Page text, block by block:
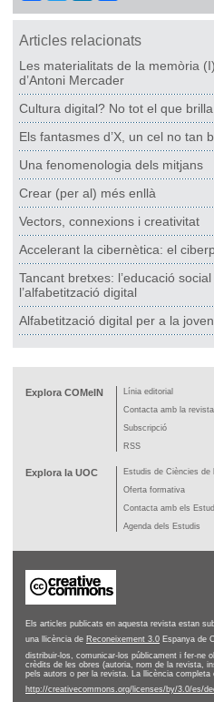
Articles relacionats
Les materialitats de la memòria
d’Antoni Mercader
Cultura digital? No tot el que
Els fantasmes d’X, un cel no tan
Una fenomenologia dels mitjans
Crear (per al) més enllà
Vectors, connexions i creativitat
Accelerant la cibernètica: el
Tancant bretxes: l’educació
l’alfabetització digital
Alfabetització digital per a la
Explora COMeIN
Línia editorial
Contacta amb la revista
Subscripció
RSS
Explora la UOC
Estudis de Ciències
Oferta formativa
Contacta amb els
Agenda dels Estudis
Els articles publicats en aquesta revista estan
una llicència de Reconeixement 3.0 Espanya de
distribuir-los, comunicar-los públicament i fer-ne
crèdits de les obres (autoria, nom de la revista,
pels autors o per la revista. La llicència completa
http://creativecommons.org/licenses/by/3.0/es/